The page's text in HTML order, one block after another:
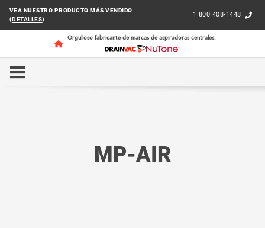
VEA NUESTRO PRODUCTO MÁS VENDIDO
(DETALLES)
1 800 408-1448
Orgulloso fabricante de marcas de aspiradoras centrales:
INICIO
MP-AIR